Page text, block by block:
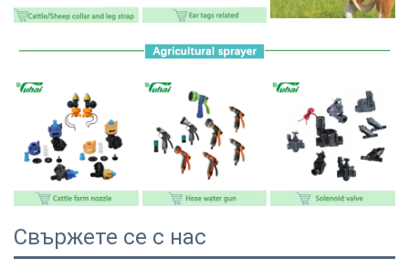
Свържете се с нас